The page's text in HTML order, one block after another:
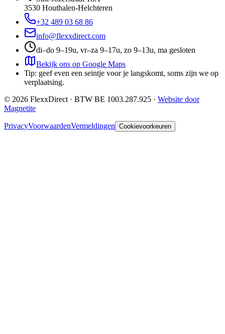
3530 Houthalen-Helchteren
+32 489 03 68 86
info@flexxdirect.com
di–do 9–19u, vr–za 9–17u, zo 9–13u, ma gesloten
Bekijk ons op Google Maps
Tip: geef even een seintje voor je langskomt, soms zijn we op
verplaatsing.
© 2026 FlexxDirect · BTW BE 1003.287.925 · Website door
Magnetite
PrivacyVoorwaardenVermeldingen Cookievoorkeuren